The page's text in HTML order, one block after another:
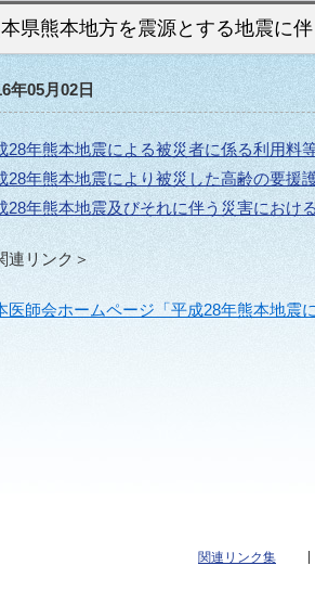
県熊本地方を震源とする地震に
年05月02日
28年熊本地震による被災者に係る利用料
28年熊本地震により被災した高齢の要援
28年熊本地震及びそれに伴う災害におけ
連リンク＞
医師会ホームページ「平成28年熊本地震
関連リンク集